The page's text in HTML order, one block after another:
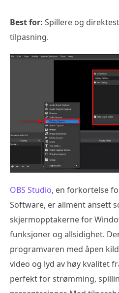
Best for: Spillere og
tilpasning.
OBS Studio, en forkortelse
Software, er allment ansett
skjermopptakerne for
funksjoner og allsidighet.
programvaren med åpen
video og lyd av høy kvalitet
perfekt for strømming,